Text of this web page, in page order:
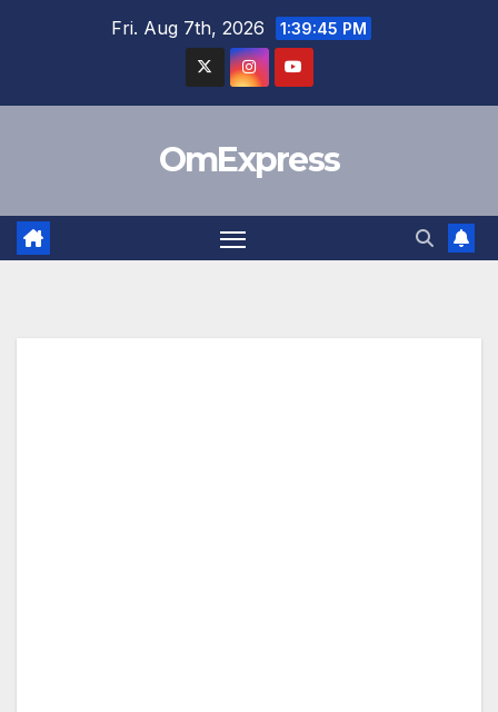
Fri. Aug 7th, 2026 1:39:45 PM
OmExpress